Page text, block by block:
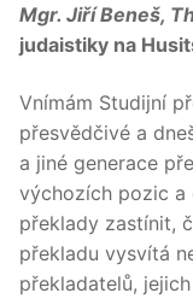
Mgr. Jiří Beneš,
judaistiky na
Vnímám Studijní
přesvědčivé a
a jiné generace
výchozích pozic a
překlady zastínit,
překladu vysvítá
překladatelů,